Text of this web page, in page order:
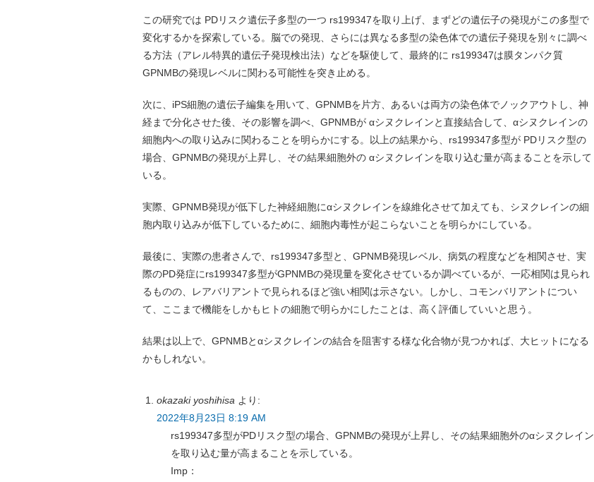
この研究では PDリスク遺伝子多型の一つ rs199347を取り上げ、まずどの遺伝子の発現がこの多型で
変化するかを探索している。脳での発現、さらには異なる多型の染色体での遺伝子発現を別々に調べ
る方法（アレル特異的遺伝子発現検出法）などを駆使して、最終的に rs199347は膜タンパク質
GPNMBの発現レベルに関わる可能性を突き止める。
次に、iPS細胞の遺伝子編集を用いて、GPNMBを片方、あるいは両方の染色体でノックアウトし、神
経まで分化させた後、その影響を調べ、GPNMBが αシヌクレインと直接結合して、αシヌクレインの
細胞内への取り込みに関わることを明らかにする。以上の結果から、rs199347多型が PDリスク型の
場合、GPNMBの発現が上昇し、その結果細胞外の αシヌクレインを取り込む量が高まることを示して
いる。
実際、GPNMB発現が低下した神経細胞にαシヌクレインを線維化させて加えても、シヌクレインの細
胞内取り込みが低下しているために、細胞内毒性が起こらないことを明らかにしている。
最後に、実際の患者さんで、rs199347多型と、GPNMB発現レベル、病気の程度などを相関させ、実
際のPD発症にrs199347多型がGPNMBの発現量を変化させているか調べているが、一応相関は見られ
るものの、レアバリアントで見られるほど強い相関は示さない。しかし、コモンバリアントについ
て、ここまで機能をしかもヒトの細胞で明らかにしたことは、高く評価していいと思う。
結果は以上で、GPNMBとαシヌクレインの結合を阻害する様な化合物が見つかれば、大ヒットになる
かもしれない。
okazaki yoshihisa より:
2022年8月23日 8:19 AM
rs199347多型がPDリスク型の場合、GPNMBの発現が上昇し、その結果細胞外のαシヌクレイン
を取り込む量が高まることを示している。
Imp：